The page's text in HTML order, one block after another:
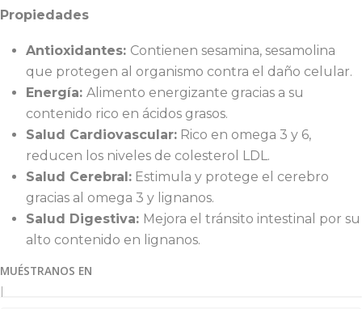
Propiedades
Antioxidantes: Contienen sesamina, sesamolina
que protegen al organismo contra el daño celular.
Energía: Alimento energizante gracias a su
contenido rico en ácidos grasos.
Salud Cardiovascular: Rico en omega 3 y 6,
reducen los niveles de colesterol LDL.
Salud Cerebral: Estimula y protege el cerebro
gracias al omega 3 y lignanos.
Salud Digestiva: Mejora el tránsito intestinal por su
alto contenido en lignanos.
MUÉSTRANOS EN
|